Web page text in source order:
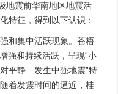
地震前华南地区地震活
特征，得到以下认识：
和集中活跃现象。苍梧
强和持续活跃，呈现“小
平静—发生中强地震”特
着发震时间的逼近，桂